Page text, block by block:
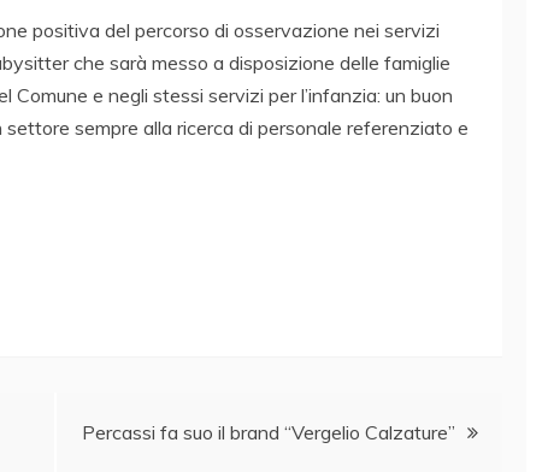
positiva del percorso di osservazione nei servizi
che sarà messo a disposizione delle famiglie
Comune e negli stessi servizi per l’infanzia: un buon
sempre alla ricerca di personale referenziato e
Percassi fa suo il brand “Vergelio Calzature”